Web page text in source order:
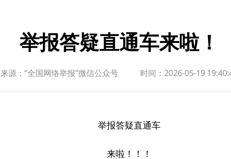
举报答疑直通车来啦！
来源：“全国网络举报”微信公众号 时间： 2026-05-19
举报答疑直通车
来啦！！！